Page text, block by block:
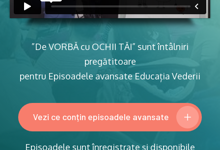
”De VORBĂ cu OCHII TĂI” sunt întâlniri
pregătitoare
pentru Episoadele avansate Educația Vederii
Vezi ce conțin episoadele avansate
Episoadele sunt înregistrate și disponibile